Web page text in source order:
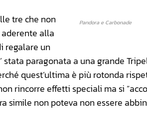
Pandora e Carbonade
tre che non
aderente alla
regalare un
paragonata a una grande
quest’ultima è più rotonda
rincorre effetti speciali ma si
simile non poteva non essere